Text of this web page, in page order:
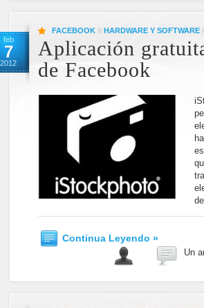
feb
7
2012
FACEBOOK // HARDWARE Y SOFTWARE
Aplicación
de Facebook
Continua Leyendo »
Un